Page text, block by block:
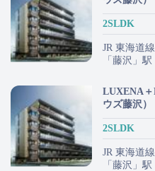
2SLDK
JR 東海道
「藤沢」
LUXENA
ウズ藤沢）
2SLDK
JR 東海道
「藤沢」